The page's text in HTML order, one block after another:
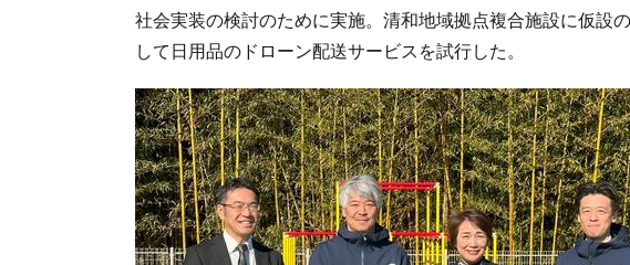
社会実装の検討のために実施。清和地域拠点複合施設に仮設
して日用品のドローン配送サービスを試行した。